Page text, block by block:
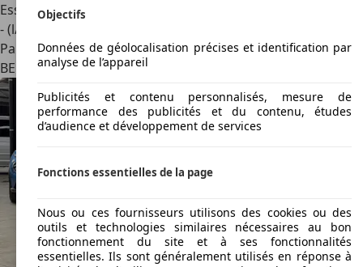
Essence
- (l/100 km)
Particulier
BE 2000Anvers
Objectifs
Données de géolocalisation précises et identification par
analyse de l’appareil
Publicités et contenu personnalisés, mesure de
performance des publicités et du contenu, études
d’audience et développement de services
Fonctions essentielles de la page
Nous ou ces fournisseurs utilisons des cookies ou des
outils et technologies similaires nécessaires au bon
fonctionnement du site et à ses fonctionnalités
essentielles. Ils sont généralement utilisés en réponse à